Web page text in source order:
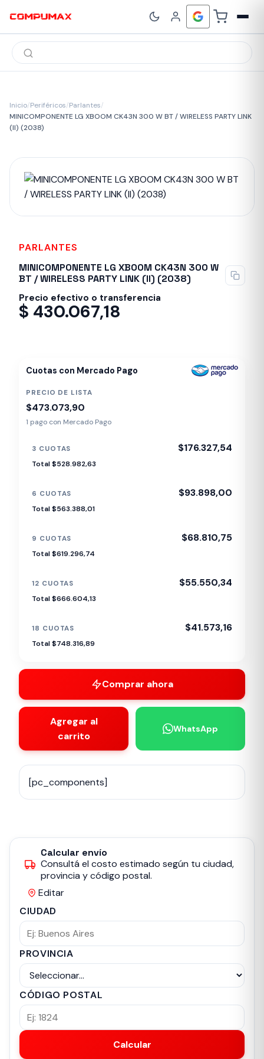
Búsqueda
de
productos
Inicio/Periféricos/Parlantes/
MINICOMPONENTE LG XBOOM CK43N 300 W BT / WIRELESS PARTY LINK
(II) (2038)
PARLANTES
MINICOMPONENTE LG XBOOM CK43N 300 W
BT / WIRELESS PARTY LINK (II) (2038)
Precio efectivo o transferencia
$ 430.067,18
Cuotas con Mercado Pago
PRECIO DE LISTA
$473.073,90
1 pago con Mercado Pago
3 CUOTAS $176.327,54
Total $528.982,63
6 CUOTAS $93.898,00
Total $563.388,01
9 CUOTAS $68.810,75
Total $619.296,74
12 CUOTAS $55.550,34
Total $666.604,13
18 CUOTAS $41.573,16
Total $748.316,89
Comprar ahora
Agregar al
carrito
WhatsApp
[pc_components]
Calcular envío
Consultá el costo estimado según tu ciudad,
provincia y código postal.
Editar
CIUDAD
PROVINCIA
CÓDIGO POSTAL
Calcular